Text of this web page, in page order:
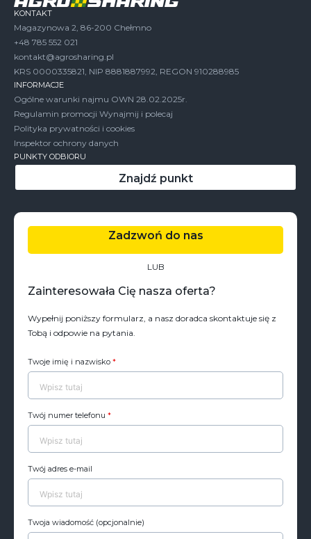
KONTAKT
Magazynowa 2, 86-200 Chełmno
+48 785 552 021
kontakt@agrosharing.pl
KRS 0000335821, NIP 8881887992, REGON 910288985
INFORMACJE
Ogólne warunki najmu OWN 28.02.2025r.
Regulamin promocji Wynajmij i polecaj
Polityka prywatności i cookies
Inspektor ochrony danych
PUNKTY ODBIORU
Znajdź punkt
Zadzwoń do nas
LUB
Zainteresowała Cię nasza oferta?
Wypełnij poniższy formularz, a nasz doradca skontaktuje się z
Tobą i odpowie na pytania.
Twoje imię i nazwisko *
Twój numer telefonu *
Twój adres e-mail
Twoja wiadomość (opcjonalnie)